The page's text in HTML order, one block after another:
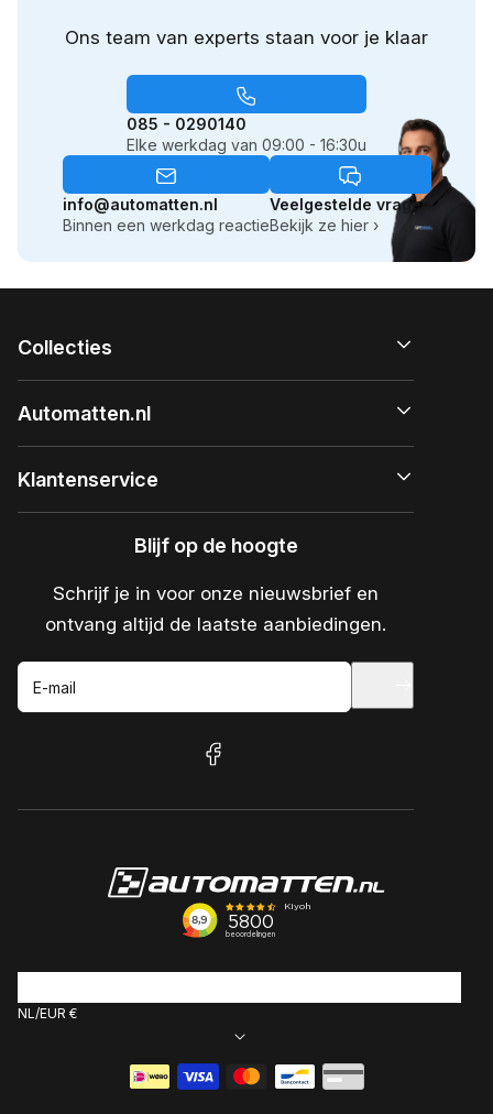
Ons team van experts staan voor je klaar
085 - 0290140
Elke werkdag van 09:00 - 16:30u
info@automatten.nl
Binnen een werkdag reactie
Veelgestelde vragen
Bekijk ze hier ›
Collecties
Automatten.nl
Klantenservice
Blijf op de hoogte
Schrijf je in voor onze nieuwsbrief en
ontvang altijd de laatste aanbiedingen.
E-mail
facebook
NL EUR €
Betaalmethoden